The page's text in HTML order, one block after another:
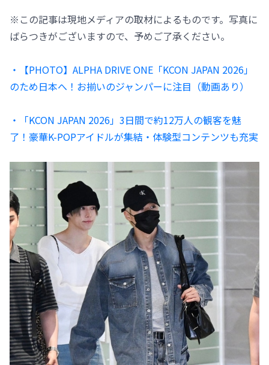
※この記事は現地メディアの取材によるものです。写真に
ばらつきがございますので、予めご了承ください。
・【PHOTO】ALPHA DRIVE ONE「KCON JAPAN 2026」
のため日本へ！お揃いのジャンパーに注目（動画あり）
・「KCON JAPAN 2026」3日間で約12万人の観客を魅
了！豪華K-POPアイドルが集結・体験型コンテンツも充実